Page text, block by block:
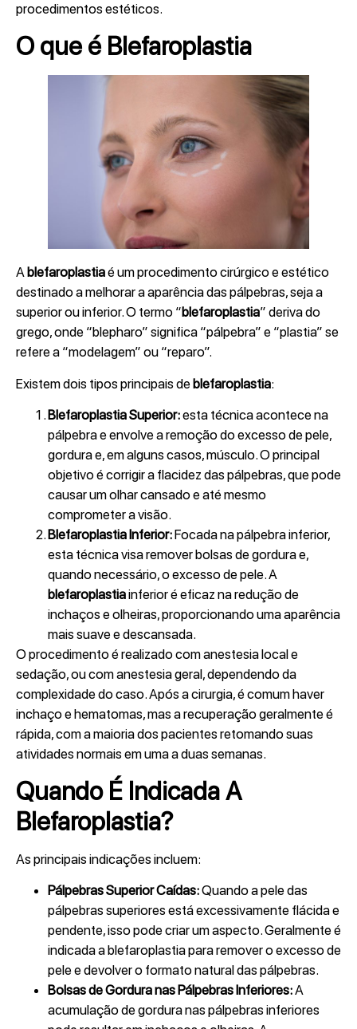
procedimentos estéticos.
O que é Blefaroplastia
Ablefaroplastiaé um procedimento cirúrgico e estético
destinado a melhorar a aparência das pálpebras, seja a
superior ou inferior. O termo “blefaroplastia” deriva do
grego, onde “blepharo” significa “pálpebra” e “plastia” se
refere a “modelagem” ou “reparo”.
Existem dois tipos principais deblefaroplastia:
Blefaroplastia Superior:esta técnica acontece na
pálpebra e envolve a remoção do excesso de pele,
gordura e, em alguns casos, músculo. O principal
objetivo é corrigir a flacidez das pálpebras, que pode
causar um olhar cansado e até mesmo
comprometer a visão.
Blefaroplastia Inferior:Focada na pálpebra inferior,
esta técnica visa remover bolsas de gordura e,
quando necessário, o excesso de pele. A
blefaroplastiainferior é eficaz na redução de
inchaços e olheiras, proporcionando uma aparência
mais suave e descansada.
O procedimento é realizado com anestesia local e
sedação, ou com anestesia geral, dependendo da
complexidade do caso. Após a cirurgia, é comum haver
inchaço e hematomas, mas a recuperação geralmente é
rápida, com a maioria dos pacientes retomando suas
atividades normais em uma a duas semanas.
Quando É Indicada A
Blefaroplastia?
As principais indicações incluem:
Pálpebras Superior Caídas:Quando a pele das
pálpebras superiores está excessivamente flácida e
pendente, isso pode criar um aspecto. Geralmente é
indicada a blefaroplastia para remover o excesso de
pele e devolver o formato natural das pálpebras.
Bolsas de Gordura nas Pálpebras Inferiores:A
acumulação de gordura nas pálpebras inferiores